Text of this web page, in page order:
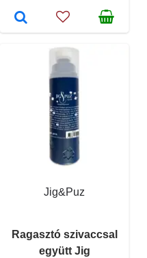
Jig&Puz
Ragasztó szivaccsal
együtt Jig